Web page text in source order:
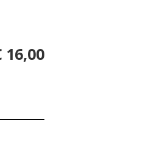
16,00